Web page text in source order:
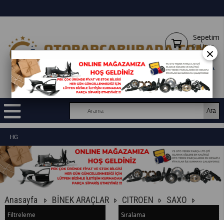
Sepetim
0 Ürün
HG
Anasayfa BİNEK ARAÇLAR CITROEN SAXO
Filtreleme Sıralama
×